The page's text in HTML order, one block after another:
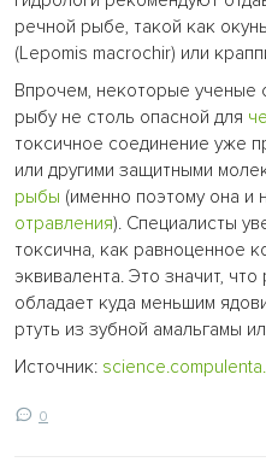
речной рыбе, такой как
(Lepomis macrochir) или
Впрочем, некоторые ученые
рыбу не столь опасной для
токсичное соединение уже
или другими защитными
рыбы (именно поэтому она и
отравления). Специалисты
токсична, как равноценное
эквивалента. Это значит,
обладает куда меньшим
ртуть из зубной амальгамы
Источник:
0